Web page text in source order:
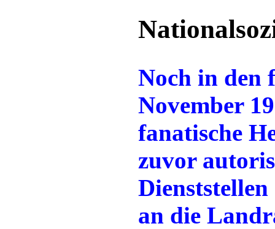
Noch in den
November
fanatische
zuvor
an die